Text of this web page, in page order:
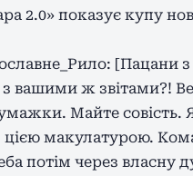
2.0» показує купу
[Пацани
вашими ж звітами?!
Майте совість.
цією макулатурою.
потім через власну